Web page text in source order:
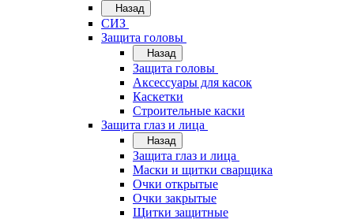
Назад
СИЗ
Защита головы
Назад
Защита головы
Аксессуары для касок
Каскетки
Строительные каски
Защита глаз и лица
Назад
Защита глаз и лица
Маски и щитки сварщика
Очки открытые
Очки закрытые
Щитки защитные